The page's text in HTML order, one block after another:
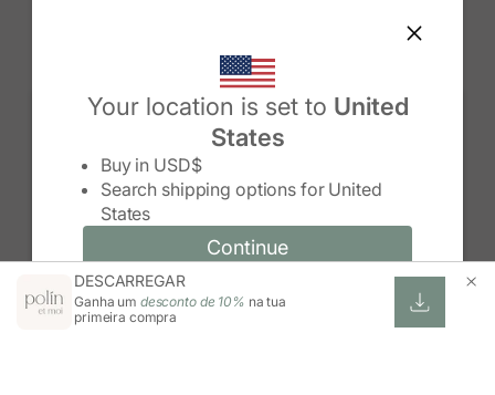
Your location is set to United
States
Buy in USD$
Search shipping options for United
States
Continue
Change country/region and language
Change country/region
Continue
TRINDADE E TOBAGO (TTD $)
TUNÍSIA (USD $)
TURQUEMENISTÃO (USD $)
TURQUIA (TRY ₺)
TUVALU (AUD $)
UGANDA (UGX USH)
URUGUAI (UYU $U)
USBEQUISTÃO (UZS SO'M)
VENEZUELA (USD $)
VIETNAME (VND ₫)
WALLIS E FUTUNA (XPF FR)
ZIMBABUÉ (USD $)
DESCARREGAR
Ganha um desconto de 10% na tua
primeira compra